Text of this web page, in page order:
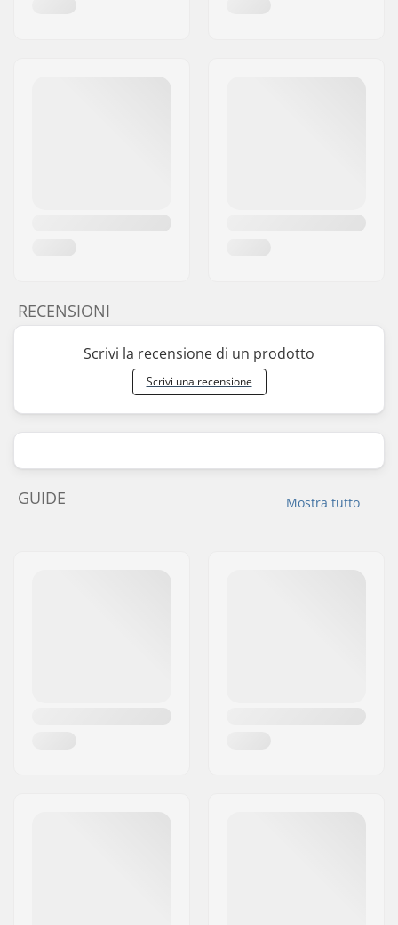
RECENSIONI
Scrivi la recensione di un prodotto
Scrivi una recensione
Mostra tutto
GUIDE